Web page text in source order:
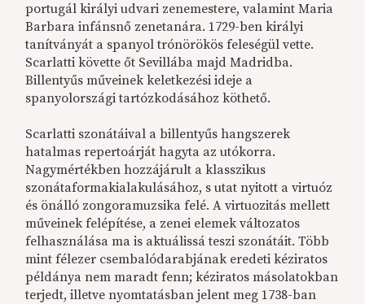
portugál királyi udvari zenemestere, valamint Maria
Barbara infánsnő zenetanára. 1729-ben királyi
tanítványát a spanyol trónörökös feleségül vette.
Scarlatti követte őt Sevillába majd Madridba.
Billentyűs műveinek keletkezési ideje a
spanyolországi tartózkodásához köthető.
Scarlatti szonátáival a billentyűs hangszerek
hatalmas repertoárját hagyta az utókorra.
Nagymértékben hozzájárult a klasszikus
szonátaformakialakulásához, s utat nyitott a virtuóz
és önálló zongoramuzsika felé. A virtuozitás mellett
műveinek felépítése, a zenei elemek változatos
felhasználása ma is aktuálissá teszi szonátáit. Több
mint félezer csembalódarabjának eredeti kéziratos
példánya nem maradt fenn; kéziratos másolatokban
terjedt, illetve nyomtatásban jelent meg 1738-ban